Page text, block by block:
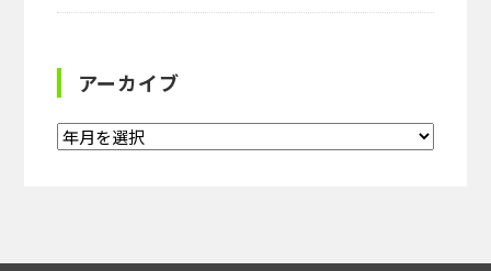
アーカイブ